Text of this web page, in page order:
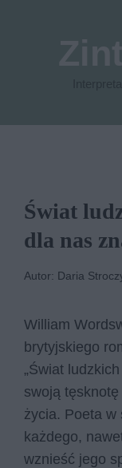
Świat
dla nas
Autor: Daria
William
brytyjskiego
„Świat
swoją
życia. Poeta w
każdego,
wznieść jego